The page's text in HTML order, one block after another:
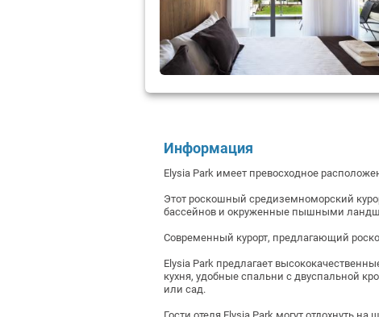
Информация
Elysia Park имеет превосходное
Этот роскошный средиземноморский
бассейнов и окруженные пышными
Современный курорт, предлагающий
Elysia Park предлагает
кухня, удобные спальни с двуспальной
или сад.